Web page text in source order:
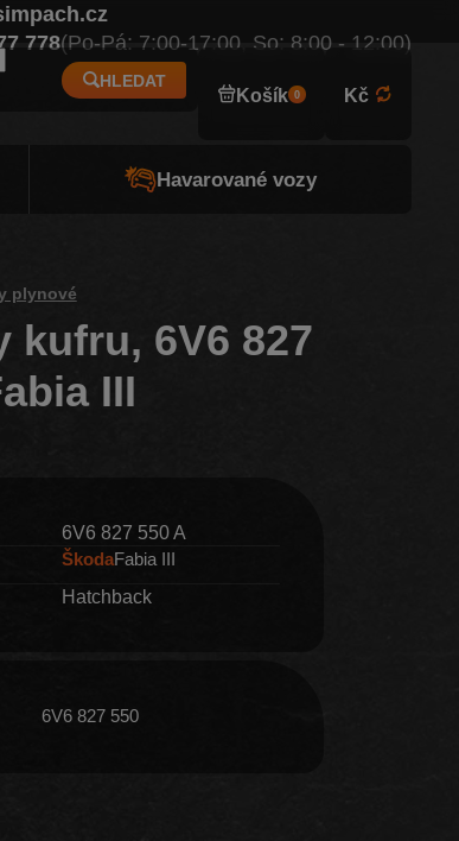
778(Po-Pá: 7:00-17:00, So: 8:00 - 12:00)
Havarované vozy
HLEDAT
Košík 0 Kč
plynové
kufru, 6V6 827
III
6V6 827 550 A
ŠkodaFabia III
Hatchback
6V6 827 550